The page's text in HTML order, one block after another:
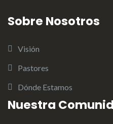
Sobre Nosotros
Visión
Pastores
Dónde Estamos
Nuestra